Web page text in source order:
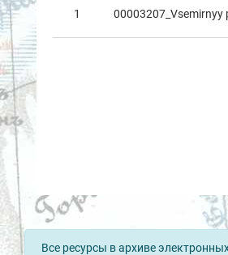
1
Все ресурсы в архиве